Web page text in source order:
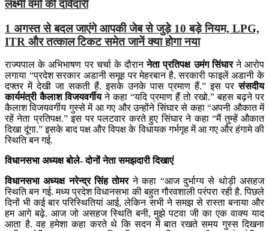
लक्ष्मी वर्मा की दावेदारी
1 अगस्त से बदल जाएंगे आपकी जेब से जुड़े 10 बड़े नियम, LPG,
ITR और तत्काल टिकट समेत जानें क्या होगा नया
राज्यपाल के अभिभाषण पर चर्चा के दौराननेता प्रतिपक्ष उमंग सिंघारने आरोप
लगाया “प्रदेश सरकार अडानी समूह पर मेहरबान है. सरकारी फाइलें अडानी के
दफ्तर में देखी जा सकती हैं. इसके उनके पास प्रमाण हैं.” इस परसंसदीय
कार्यमंत्री कैलाश विजयवर्गीयने कहा “यदि प्रमाण हैं तो रखो.” बहस बढ़ने पर
कैलाश विजयवर्गीय गुस्से में आ गए और उन्होंने सिंघार से कहा “अपनी औकात में
रहें नेता प्रतिपक्ष.” इस पर पलटवार करते हुए सिंघार ने कहा “मैं तुम्हें औकात
दिखा दूंगा.” इसके बाद पक्ष और विपक्ष के विधायक गर्भगृह में आ गए और हंगामे की
स्थिति बन गई.
विधानसभा अध्यक्ष बोले- दोनों नेता समझदारी दिखाएं
विधानसभा अध्यक्ष नरेन्द्र सिंह तोमरने कहा “आज दुर्भाग्य से थोड़ी असहज
स्थिति बन गई. मध्य प्रदेश विधानसभा की बहुत गौरवशाली परंपरा रही है. पिछले
दिनों भी कई बार परिस्थितियां आई, लेकिन सभी ने समझ से रास्ता बनाया और
हम आगे बढ़े. आज जो असहज स्थिति बनी, मुझे पटवा जी का एक वाक्य याद
आता है. वह हमेशा कहा करते थे कि सदन में बात रखते समय गुस्स दिखना